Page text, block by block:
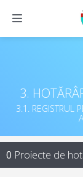
3.
3.1. REGISTRUL
0 Proiecte de